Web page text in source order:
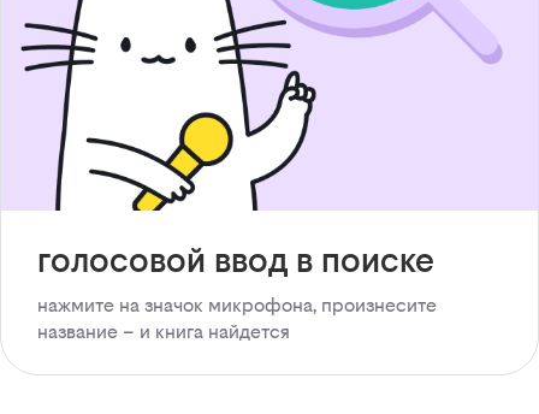
голосовой ввод в поиске
нажмите на значок микрофона, произнесите
название – и книга найдется